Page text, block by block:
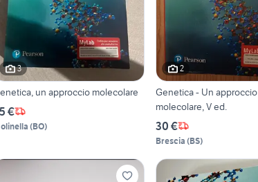
3
un approccio molecolare
€
(BO)
2
Genetica - Un approccio
molecolare, V ed.
30 €
Brescia (BS)